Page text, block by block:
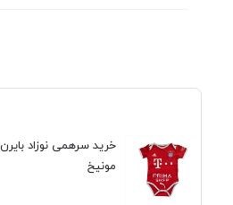
خرید سرهمی نوزاد بایرن
مونیخ